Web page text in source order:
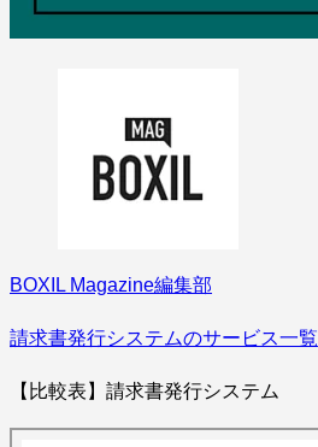
BOXIL Magazine編集部
請求書発行システムのサービス一覧
【比較表】請求書発行システム